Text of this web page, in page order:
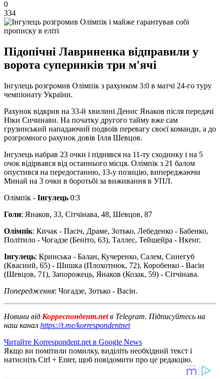
0
334
Підопічні Лавриненка відправили у
ворота суперників три м'ячі
Інгулець розгромив Олімпік з рахунком 3:0 в матчі 24-го туру
чемпіонату України.
Рахунок відкрив на 33-й хвилині Денис Янаков після передачі
Ніки Сичинави. На початку другого тайму вже сам
грузинський нападаючий подвоїв перевагу своєї команди, а до
розгромного рахунок довів Ілля Шевцов.
Інгулець набрав 23 очки і піднявся на 11-ту сходинку і на 5
очок відірвався від останнього місця. Олімпік з 21 балом
опустився на передостанню, 13-у позицію, випереджаючи
Минай на 3 очки в боротьбі за виживання в УПЛ.
Олімпік - Інгулець 0:3
Голи: Янаков, 33, Сітчінава, 48, Шевцов, 87
Олімпік: Кичак - Пасіч, Драме, Зотько, Лебеденко - Бабенко,
Політило - Чогадзе (Беніто, 63), Таллес, Тейшейра - Нкенг.
Інгулець: Кринська - Балан, Кучеренко, Салем, Синегуб
(Квасний, 65) - Шишка (Плохотнюк, 72), Коробенко - Васін
(Шевцов, 71), Запорожець, Янаков (Козак, 59) - Сітчінава.
Попередження: Чогадзе, Зотько - Васін.
Новини від Корреспондент.netв Telegram. Підписуйтесь на
наш канал https://t.me/korrespondentnet
Читайте Korrespondent.net в Google News
Якщо ви помітили помилку, виділіть необхідний текст і
натисніть Ctrl + Enter, щоб повідомити про це редакцію.